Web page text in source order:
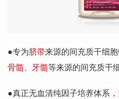
●专为脐带来源的间充质干细
骨髓、牙髓等来源的间充质干细
●真正无血清纯因子培养体系，